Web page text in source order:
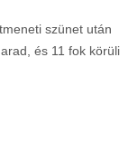
szünet után
és 11 fok körüli